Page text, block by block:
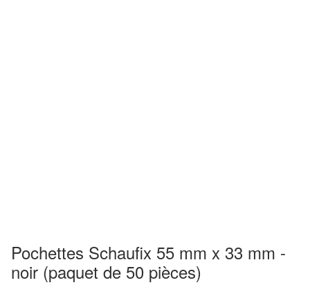
Pochettes Schaufix 55 mm x 33 mm -
noir (paquet de 50 pièces)